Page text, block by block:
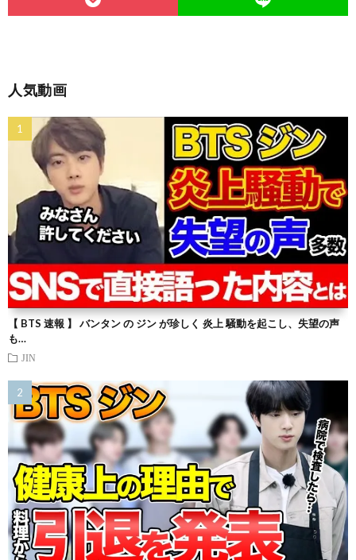
人気動画
【 BTS 速報 】 バンタン の ジン が珍しく 炎上 騒動を起こし、失望の声
も…
JIN